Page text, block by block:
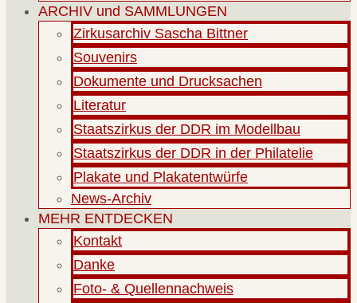
ARCHIV und SAMMLUNGEN
Zirkusarchiv Sascha Bittner
Souvenirs
Dokumente und Drucksachen
Literatur
Staatszirkus der DDR im Modellbau
Staatszirkus der DDR in der Philatelie
Plakate und Plakatentwürfe
News-Archiv
MEHR ENTDECKEN
Kontakt
Danke
Foto- & Quellennachweis